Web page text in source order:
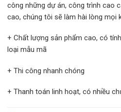
công những dự án, công trình cao
cao, chúng tôi sẽ làm hài lòng mọi
+ Chất lượng sản phẩm cao, có
loại mẫu mã
+ Thi công nhanh chóng
+ Thanh toán linh hoạt, có nhiều